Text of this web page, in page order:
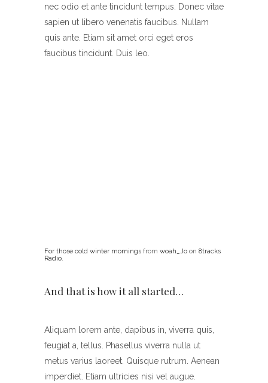
nec odio et ante tincidunt tempus. Donec vitae
sapien ut libero venenatis faucibus. Nullam
quis ante. Etiam sit amet orci eget eros
faucibus tincidunt. Duis leo.
For those cold winter mornings from woah_Jo on 8tracks
Radio.
And that is how it all started…
Aliquam lorem ante, dapibus in, viverra quis,
feugiat a, tellus. Phasellus viverra nulla ut
metus varius laoreet. Quisque rutrum. Aenean
imperdiet. Etiam ultricies nisi vel augue.